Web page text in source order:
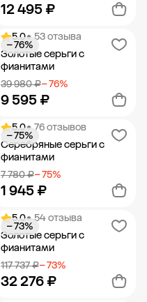
12 495 ₽
Добавить в корзину
5.0• 53 отзыва
Золотые серьги с
фианитами
39 980 ₽− 76%
9 595 ₽
− 76%
Добавить в корзину
5.0• 76 отзывов
Серебряные серьги с
фианитами
7 780 ₽− 75%
1 945 ₽
− 75%
Добавить в корзину
5.0• 54 отзыва
Золотые серьги с
фианитами
117 737 ₽− 73%
32 276 ₽
− 73%